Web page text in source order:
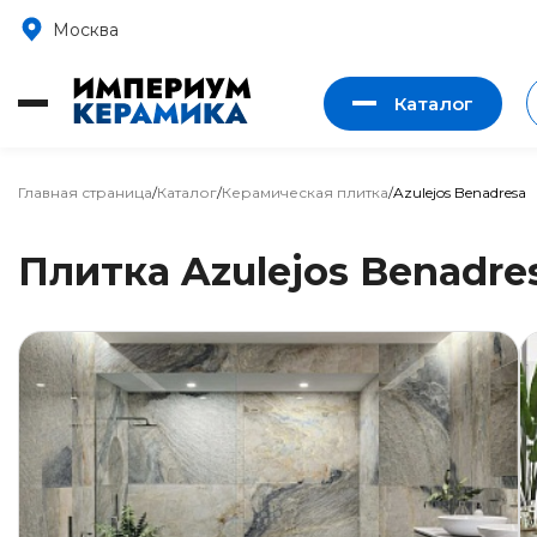
Москва
Каталог
Главная страница/Каталог/Керамическая плитка/Azulejos Benadresa
Плитка Azulejos